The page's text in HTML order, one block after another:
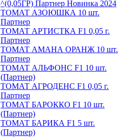
^(0,05ГР) Партнер Новинка 2024
ТОМАТ АЗОЮШКА 10 шт.
Партнер
ТОМАТ АРТИСТКА F1 0,05 г.
Партнер
ТОМАТ АМАНА ОРАНЖ 10 шт.
Партнер
ТОМАТ АЛЬФОНС F1 10 шт.
(Партнер)
ТОМАТ АГРОДЕНС F1 0,05 г.
Партнер
ТОМАТ БАРОККО F1 10 шт.
(Партнер)
ТОМАТ БАРИКА F1 5 шт.
(Партнер)